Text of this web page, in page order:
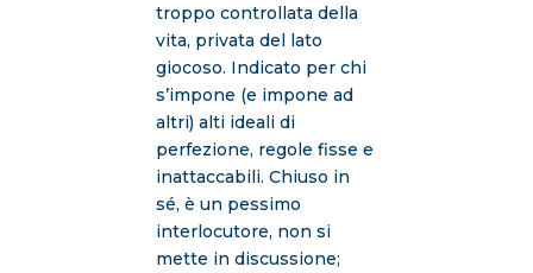
troppo controllata della
vita, privata del lato
giocoso. Indicato per chi
s’impone (e impone ad
altri) alti ideali di
perfezione, regole fisse e
inattaccabili. Chiuso in
sé, è un pessimo
interlocutore, non si
mette in discussione;